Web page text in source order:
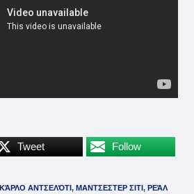
Tweet Follow
ΚΆΡΛΟ ΑΝΤΣΕΛΌΤΙ, ΜΑΝΤΣΕΣΤΕΡ ΣΙΤΙ, ΡΕΆΛ